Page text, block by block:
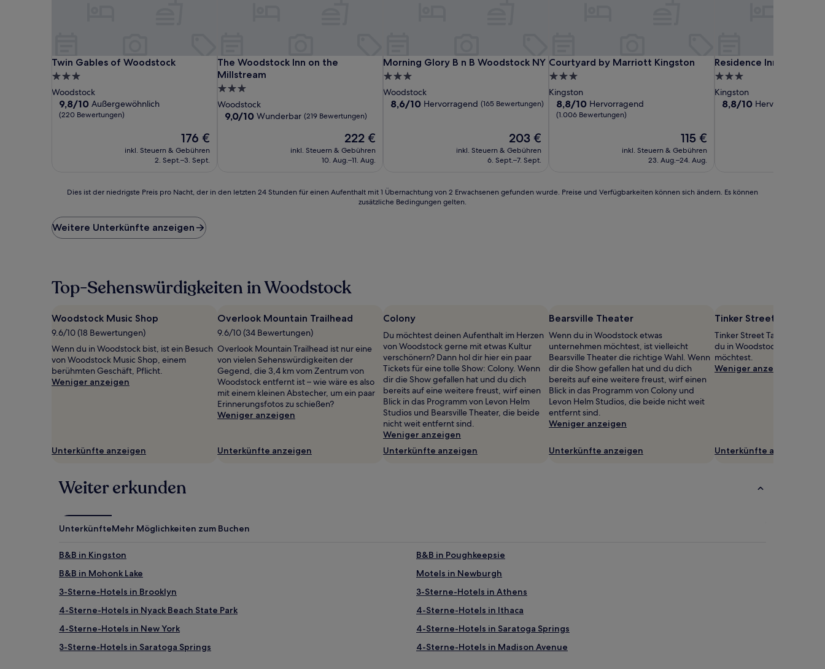
Twin Gables of Woodstock
Twin Gables of Woodstock
3.0-
Sterne-
Unterkunft
Woodstock
9.8
von
9,8/10 Außergewöhnlich
(220 Bewertungen)
Der
Preis
beträgt
176 €
inkl. Steuern & Gebühren
2. Sept.–3. Sept.
The Woodstock Inn on the
Millstream
The Woodstock Inn on the Millstream
3.0-
Sterne-
Unterkunft
Woodstock
9.0
9,0/10 Wunderbar (219 Bewertungen)
Der
Preis
beträgt
222 €
inkl. Steuern & Gebühren
10. Aug.–11. Aug.
Morning Glory B n B Woodstock NY
Morning Glory B n B Woodstock NY
3.0-
Sterne-
Unterkunft
Woodstock
8.6
8,6/10 Hervorragend (165 Bewertungen)
Der
Preis
beträgt
203 €
inkl. Steuern & Gebühren
6. Sept.–7. Sept.
Courtyard by Marriott Kingston
Courtyard by Marriott Kingston
3.0-
Sterne-
Unterkunft
Kingston
8.8
von
8,8/10 Hervorragend
(1.006 Bewertungen)
Der
Preis
beträgt
115 €
inkl. Steuern & Gebühren
23. Aug.–24. Aug.
Residence Inn by
Residence Inn by
3.0-
Sterne-
Unterkunft
Kingston
8.8
8,8/10 Hervorragend
der
niedrigste
Preis
in
den
24 Stunden
für
einen
Aufenthalt
mit
1 Übernachtung
von
Verfügbarkeiten
können
ändern.
zusätzliche
Bedingungen
gelten.
Dies ist der niedrigste Preis pro Nacht, der in den letzten 24 Stunden für einen Aufenthalt mit 1 Übernachtung von 2 Erwachsenen gefunden wurde. Preise und Verfügbarkeiten können sich ändern. Es können
zusätzliche Bedingungen gelten.
Weitere Unterkünfte anzeigen
Top-Sehenswürdigkeiten in Woodstock
Woodstock Music Shop
9.6/10 (18 Bewertungen)
Wenn du in Woodstock bist, ist ein Besuch
von Woodstock Music Shop, einem
berühmten Geschäft, Pflicht.
Weniger anzeigen
Unterkünfte anzeigen
Overlook Mountain Trailhead
9.6/10 (34 Bewertungen)
Overlook Mountain Trailhead ist nur eine
von vielen Sehenswürdigkeiten der
Gegend, die 3,4 km vom Zentrum von
Woodstock entfernt ist – wie wäre es also
mit einem kleinen Abstecher, um ein paar
Erinnerungsfotos zu schießen?
Weniger anzeigen
Unterkünfte anzeigen
Colony
Du möchtest deinen Aufenthalt im Herzen
von Woodstock gerne mit etwas Kultur
verschönern? Dann hol dir hier ein paar
Tickets für eine tolle Show: Colony. Wenn
dir die Show gefallen hat und du dich
bereits auf eine weitere freust, wirf einen
Blick in das Programm von Levon Helm
Studios und Bearsville Theater, die beide
nicht weit entfernt sind.
Weniger anzeigen
Unterkünfte anzeigen
Bearsville Theater
Wenn du in Woodstock etwas
unternehmen möchtest, ist vielleicht
Bearsville Theater die richtige Wahl. Wenn
dir die Show gefallen hat und du dich
bereits auf eine weitere freust, wirf einen
Blick in das Programm von Colony und
Levon Helm Studios, die beide nicht weit
entfernt sind.
Weniger anzeigen
Unterkünfte anzeigen
Tinker Street Tavern
Tinker Street Tavern bietet
du in Woodstock noch
möchtest.
Weniger anzeigen
Unterkünfte anzeigen
Weiter erkunden
UnterkünfteMehr Möglichkeiten zum Buchen
B&B in Kingston
B&B in Poughkeepsie
B&B in Mohonk Lake
Motels in Newburgh
3-Sterne-Hotels in Brooklyn
3-Sterne-Hotels in Athens
4-Sterne-Hotels in Nyack Beach State Park
4-Sterne-Hotels in Ithaca
4-Sterne-Hotels in New York
4-Sterne-Hotels in Saratoga Springs
3-Sterne-Hotels in Saratoga Springs
4-Sterne-Hotels in Madison Avenue